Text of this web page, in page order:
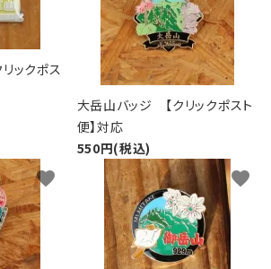
ックポス
大岳山バッジ 【クリックポスト
便】対応
550円(税込)
favorite favorite